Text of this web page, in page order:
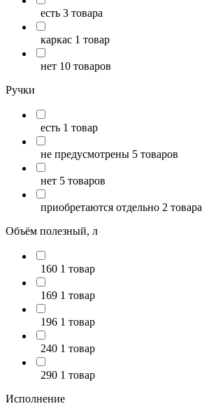
есть 3 товара
каркас 1 товар
нет 10 товаров
Ручки
есть 1 товар
не предусмотрены 5 товаров
нет 5 товаров
приобретаются отдельно 2 товара
Объём полезный, л
160 1 товар
169 1 товар
196 1 товар
240 1 товар
290 1 товар
Исполнение